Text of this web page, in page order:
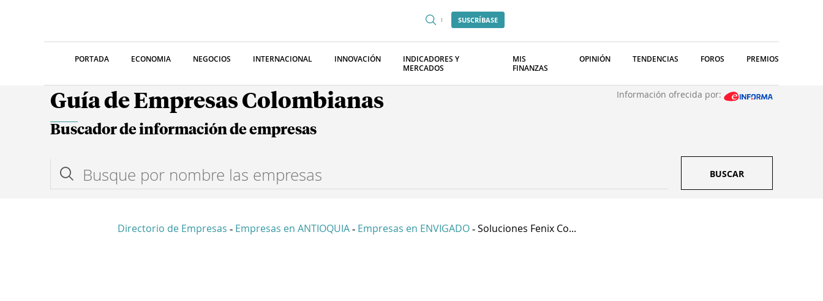
SUSCRÍBASE
PORTADA ECONOMIA NEGOCIOS INTERNACIONAL INNOVACIÓN
INDICADORES Y
MERCADOS
MIS
FINANZAS
OPINIÓN TENDENCIAS FOROS PREMIOS
Guía de Empresas Colombianas Información ofrecida por:
Buscador de información de empresas
BUSCAR
Directorio de Empresas - Empresas en ANTIOQUIA - Empresas en ENVIGADO - Soluciones Fenix Co...